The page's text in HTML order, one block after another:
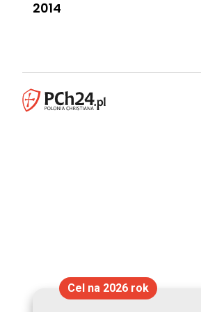
2014
Cel na 2026 rok